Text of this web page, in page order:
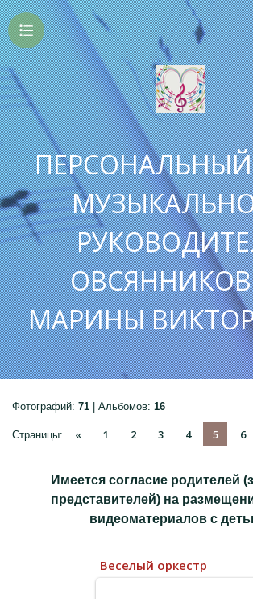
МАРИНЫ
ПРОСТРАНСТВЕННАЯ
РОДИТЕЛЯМ
Фотографий: 71 | Альбомов: 16
Страницы: « 1 2 3 4 5 6
Имеется согласие родителей
представителей) на
видеоматериалов с
Веселый оркестр